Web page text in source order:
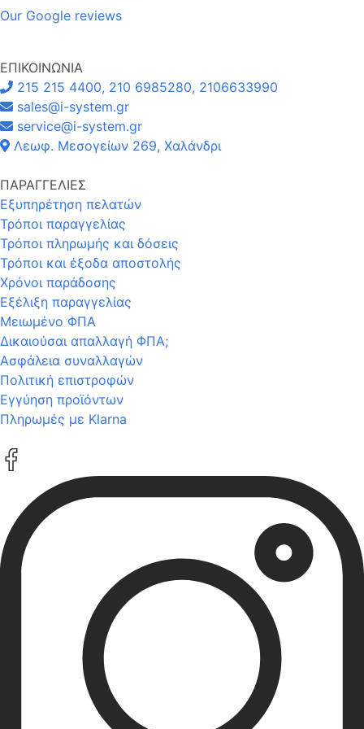
Our Google reviews
ΕΠΙΚΟΙΝΩΝΙΑ
215 215 4400, 210 6985280, 2106633990
sales@i-system.gr
service@i-system.gr
Λεωφ. Μεσογείων 269, Χαλάνδρι
ΠΑΡΑΓΓΕΛΙΕΣ
Εξυπηρέτηση πελατών
Τρόποι παραγγελίας
Τρόποι πληρωμής και δόσεις
Τρόποι και έξοδα αποστολής
Χρόνοι παράδοσης
Εξέλιξη παραγγελίας
Μειωμένο ΦΠΑ
Δικαιούσαι απαλλαγή ΦΠΑ;
Ασφάλεια συναλλαγών
Πολιτική επιστροφών
Εγγύηση προϊόντων
Πληρωμές με Klarna